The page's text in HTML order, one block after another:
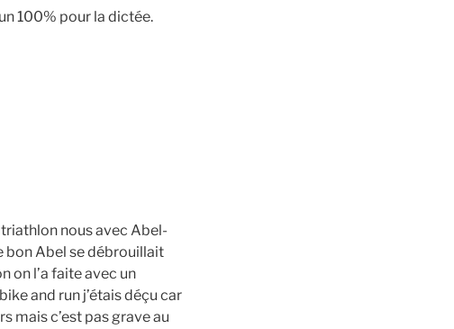
100% pour la dictée.
nous avec Abel-
bon Abel se débrouillait
on l’a faite avec un
and run j’étais déçu car
mais c’est pas grave au